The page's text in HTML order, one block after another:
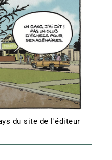
du site de l'éditeur